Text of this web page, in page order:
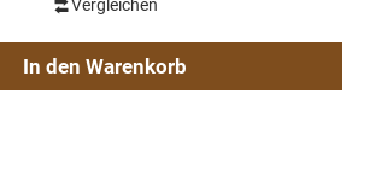
Vergleichen
In den Warenkorb